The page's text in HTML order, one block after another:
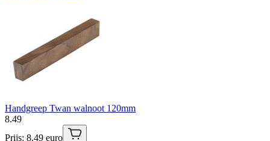
Handgreep Twan walnoot 120mm
8.49
Prijs: 8.49 euro